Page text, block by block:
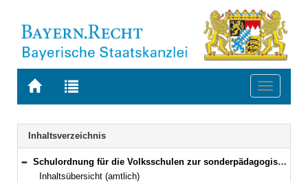
Zur
BAYERN.RECHT
Zur
letzten
Suche
Toggle
Navigation
Inhaltsverzeichnis
Bereich reduzieren
Schulordnung für die Volksschulen zur sonderpädagogischen Förderung (Volksschulordnung – F, VSO-F) Vom 11. September 2008 (GVBl. S. 731, ber. S. 907) BayRS 2233-2-1-K (§§ 1–85)
Inhaltsübersicht (amtlich)